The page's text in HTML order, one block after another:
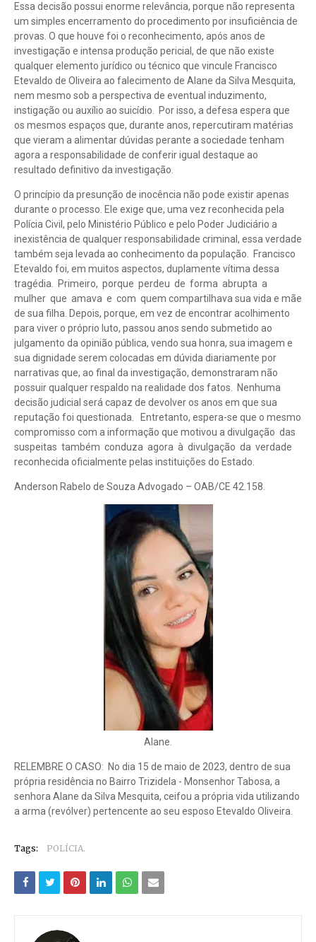
Essa decisão possui enorme relevância, porque não representa
um simples encerramento do procedimento por insuficiência de
provas. O que houve foi o reconhecimento, após anos de
investigação e intensa produção pericial, de que não existe
qualquer elemento jurídico ou técnico que vincule Francisco
Etevaldo de Oliveira ao falecimento de Alane da Silva Mesquita,
nem mesmo sob a perspectiva de eventual induzimento,
instigação ou auxílio ao suicídio. Por isso, a defesa espera que
os mesmos espaços que, durante anos, repercutiram matérias
que vieram a alimentar dúvidas perante a sociedade tenham
agora a responsabilidade de conferir igual destaque ao
resultado definitivo da investigação.
O princípio da presunção de inocência não pode existir apenas
durante o processo. Ele exige que, uma vez reconhecida pela
Polícia Civil, pelo Ministério Público e pelo Poder Judiciário a
inexistência de qualquer responsabilidade criminal, essa verdade
também seja levada ao conhecimento da população. Francisco
Etevaldo foi, em muitos aspectos, duplamente vítima dessa
tragédia. Primeiro, porque perdeu de forma abrupta a
mulher que amava e com quem compartilhava sua vida e mãe
de sua filha. Depois, porque, em vez de encontrar acolhimento
para viver o próprio luto, passou anos sendo submetido ao
julgamento da opinião pública, vendo sua honra, sua imagem e
sua dignidade serem colocadas em dúvida diariamente por
narrativas que, ao final da investigação, demonstraram não
possuir qualquer respaldo na realidade dos fatos. Nenhuma
decisão judicial será capaz de devolver os anos em que sua
reputação foi questionada. Entretanto, espera-se que o mesmo
compromisso com a informação que motivou a divulgação das
suspeitas também conduza agora à divulgação da verdade
reconhecida oficialmente pelas instituições do Estado.
Anderson Rabelo de Souza Advogado – OAB/CE 42.158.
Alane.
RELEMBRE O CASO: No dia 15 de maio de 2023, dentro de sua
própria residência no Bairro Trizidela - Monsenhor Tabosa, a
senhora Alane da Silva Mesquita, ceifou a própria vida utilizando
a arma (revólver) pertencente ao seu esposo Etevaldo Oliveira.
Tags: POLÍCIA.